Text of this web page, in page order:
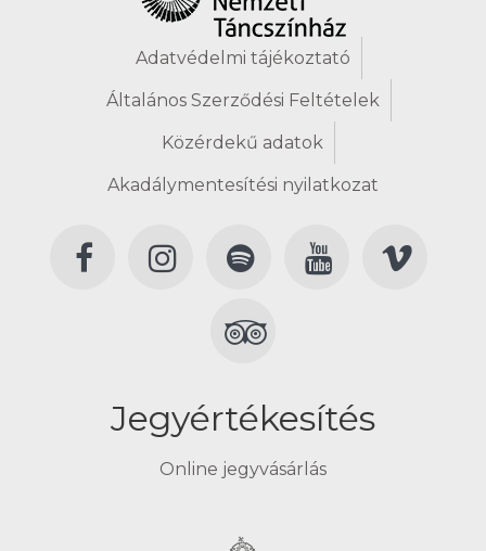
Adatvédelmi tájékoztató
Általános Szerződési Feltételek
Közérdekű adatok
Akadálymentesítési nyilatkozat
Jegyértékesítés
Online jegyvásárlás